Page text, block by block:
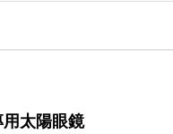
太陽眼鏡